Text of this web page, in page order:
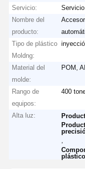
Servicio:
Nombre del
producto:
Tipo de plástico
Moldng:
Material del
molde:
POM,
Rango de
equipos:
400
Alta luz: